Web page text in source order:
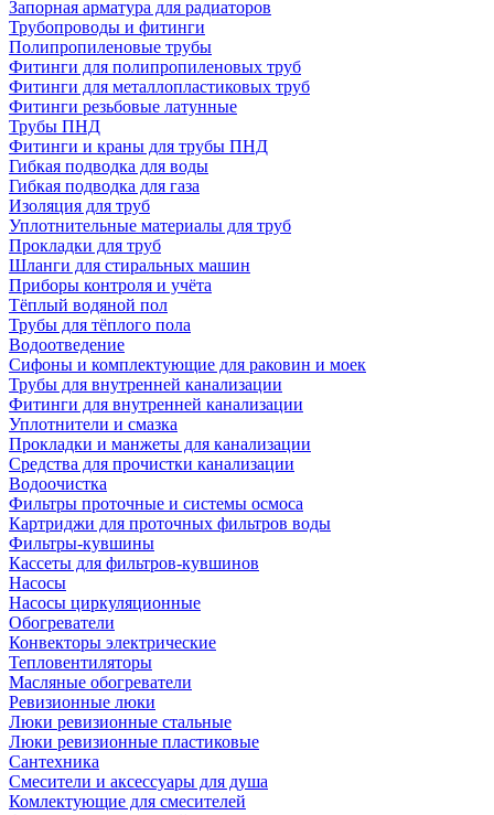
Запорная арматура для радиаторов
Трубопроводы и фитинги
Полипропиленовые трубы
Фитинги для полипропиленовых труб
Фитинги для металлопластиковых труб
Фитинги резьбовые латунные
Трубы ПНД
Фитинги и краны для трубы ПНД
Гибкая подводка для воды
Гибкая подводка для газа
Изоляция для труб
Уплотнительные материалы для труб
Прокладки для труб
Шланги для стиральных машин
Приборы контроля и учёта
Тёплый водяной пол
Трубы для тёплого пола
Водоотведение
Сифоны и комплектующие для раковин и моек
Трубы для внутренней канализации
Фитинги для внутренней канализации
Уплотнители и смазка
Прокладки и манжеты для канализации
Средства для прочистки канализации
Водоочистка
Фильтры проточные и системы осмоса
Картриджи для проточных фильтров воды
Фильтры-кувшины
Кассеты для фильтров-кувшинов
Насосы
Насосы циркуляционные
Обогреватели
Конвекторы электрические
Тепловентиляторы
Масляные обогреватели
Ревизионные люки
Люки ревизионные стальные
Люки ревизионные пластиковые
Сантехника
Смесители и аксессуары для душа
Комлектующие для смесителей